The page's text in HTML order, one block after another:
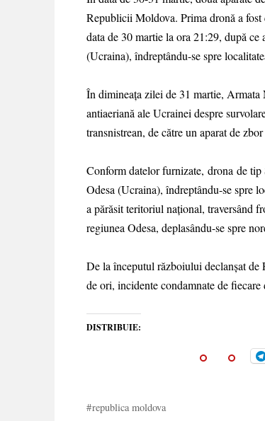
Republicii Moldova. Prima dronă a
data de 30 martie la ora 21:29, după
(Ucraina), îndreptându-se spre
În dimineața zilei de 31 martie, Armata
antiaeriană ale Ucrainei despre
transnistrean, de către un aparat de
Conform datelor furnizate, drona de tip
Odesa (Ucraina), îndreptându-se spre
a părăsit teritoriul național, traversând
regiunea Odesa, deplasându-se spre
De la începutul războiului declanșat de
de ori, incidente condamnate de
DISTRIBUIE:
republica moldova